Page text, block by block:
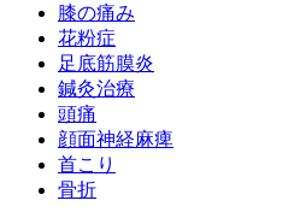
膝の痛み
花粉症
足底筋膜炎
鍼灸治療
頭痛
顔面神経麻痺
首こり
骨折